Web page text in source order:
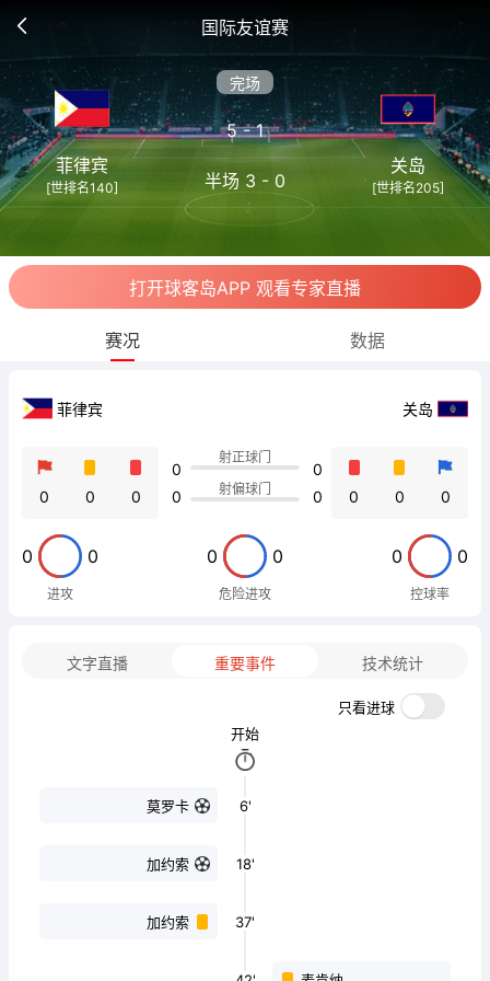
国际友谊赛
菲律宾
[世排名140]
完场
5 - 1
半场 3 - 0
关岛
[世排名205]
打开球客岛APP 观看专家直播
赛况 数据
菲律宾 关岛
0 0 0
0
0
射正球门
射偏球门
0
0
0 0 0
0 0
进攻
0 0
危险进攻
0 0
控球率
文字直播 重要事件 技术统计
只看进球
开始
莫罗卡 6'
加约索 18'
加约索 37'